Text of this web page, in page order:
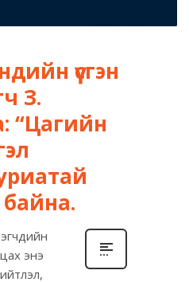
үүсгэн
З.
“Цагийн
энэ